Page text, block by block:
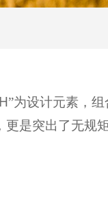
H”为设计元素，
是突出了无规